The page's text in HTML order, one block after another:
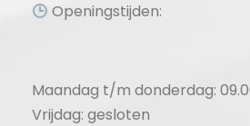
Openingstijden:
Maandag t/m donderdag:
Vrijdag: gesloten